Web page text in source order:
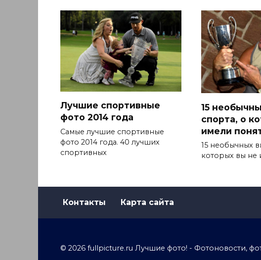
Лучшие спортивные
фото 2014 года
Самые лучшие спортивные
фото 2014 года. 40 лучших
спортивных
15
спорта, о
имели
15 необычных
которых вы не
Контакты Карта сайта
© 2026 fullpicture.ru Лучшие фото! - Фотоновости,